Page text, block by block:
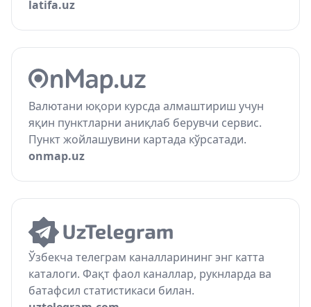
latifa.uz
Валютани юқори курсда алмаштириш учун
яқин пунктларни аниқлаб берувчи сервис.
Пункт жойлашувини картада кўрсатади.
onmap.uz
Ўзбекча телеграм каналларининг энг катта
каталоги. Фақт фаол каналлар, рукнларда ва
батафсил статистикаси билан.